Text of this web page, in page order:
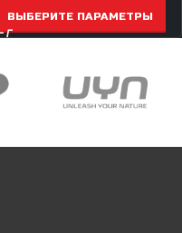
ВЫБЕРИТЕ ПАРАМЕТРЫ